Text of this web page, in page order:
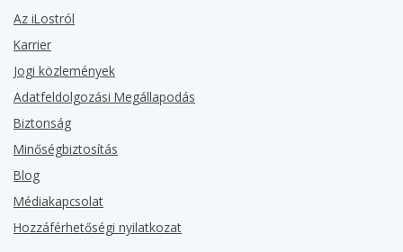
Az iLostról
Karrier
Jogi közlemények
Adatfeldolgozási Megállapodás
Biztonság
Minőségbiztosítás
Blog
Médiakapcsolat
Hozzáférhetőségi nyilatkozat